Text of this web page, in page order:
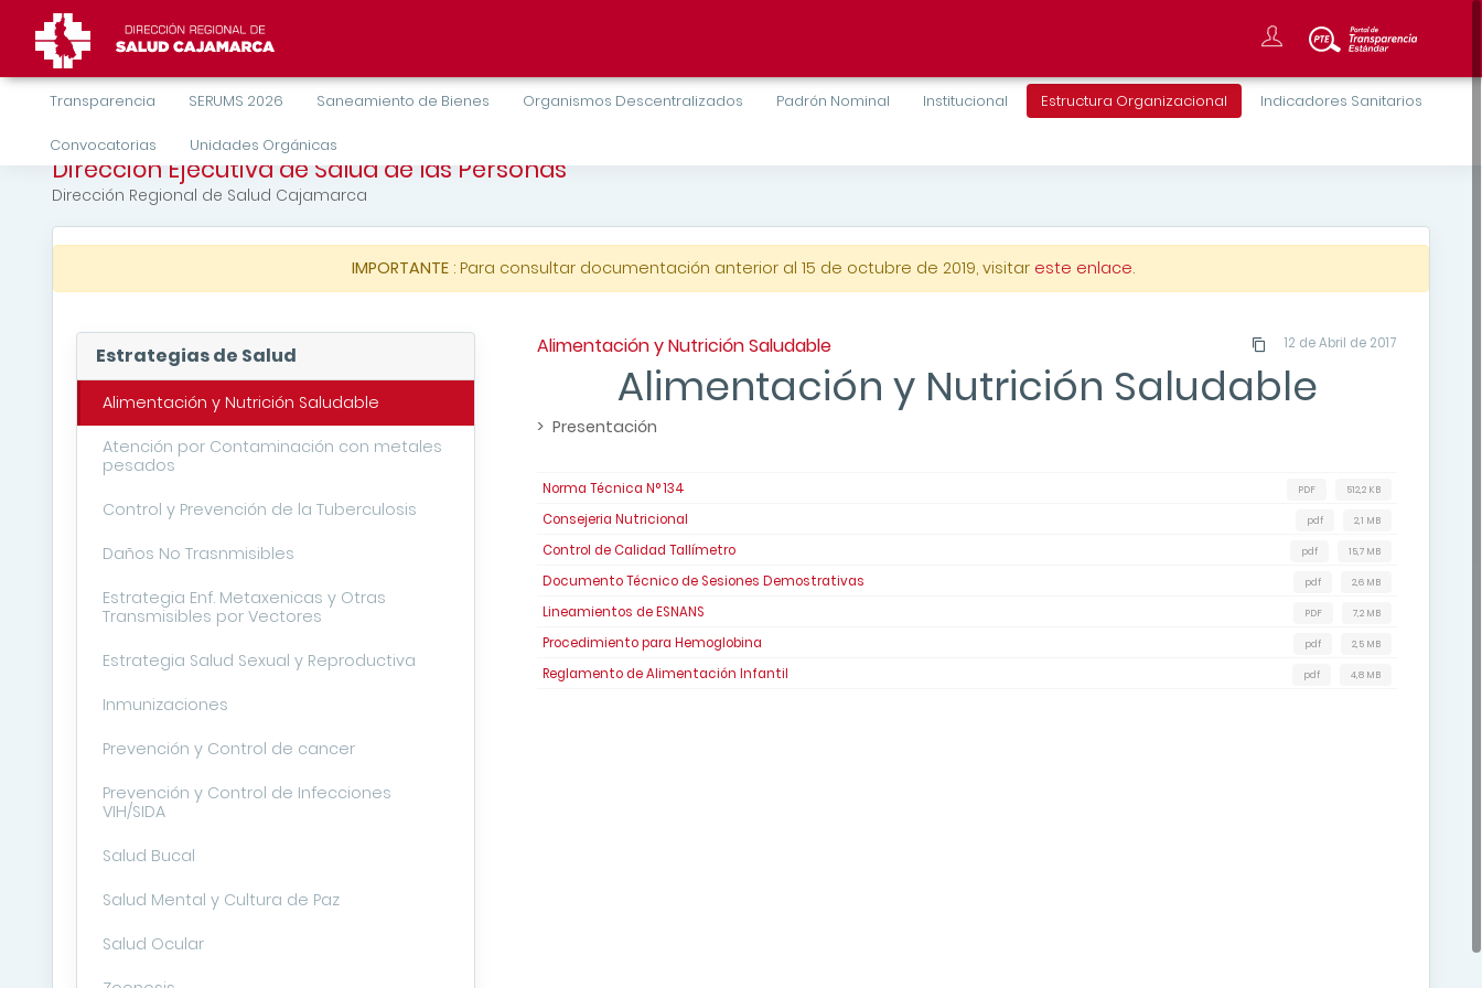
Transparencia SERUMS 2026 Saneamiento de Bienes Organismos Descentralizados Padrón Nominal Institucional Estructura Organizacional Indicadores Sanitarios
Convocatorias Unidades Orgánicas
Dirección Ejecutiva de Salud de las Personas
Dirección Regional de Salud Cajamarca
IMPORTANTE : Para consultar documentación anterior al 15 de octubre de 2019, visitar este enlace.
Estrategias de Salud
Alimentación y Nutrición Saludable
Atención por Contaminación con metales
pesados
Control y Prevención de la Tuberculosis
Daños No Trasnmisibles
Estrategia Enf. Metaxenicas y Otras
Transmisibles por Vectores
Estrategia Salud Sexual y Reproductiva
Inmunizaciones
Prevención y Control de cancer
Prevención y Control de Infecciones
VIH/SIDA
Salud Bucal
Salud Mental y Cultura de Paz
Salud Ocular
12 de Abril de 2017
Alimentación y Nutrición Saludable
Alimentación y Nutrición Saludable
> Presentación
Norma Técnica N° 134 512,2 KB
PDF
Consejeria Nutricional 2,1 MB
pdf
Control de Calidad Tallímetro 15,7 MB
pdf
Documento Técnico de Sesiones Demostrativas 2,6 MB
pdf
Lineamientos de ESNANS 7,2 MB
PDF
Procedimiento para Hemoglobina 2,5 MB
pdf
Reglamento de Alimentación Infantil 4,8 MB
pdf